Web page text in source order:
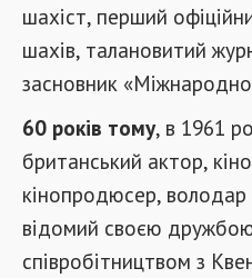
шахіст, перший
шахів, талановитий
засновник
60 років тому, в 1961
британський актор,
кінопродюсер, володар
відомий своєю
співробітництвом з